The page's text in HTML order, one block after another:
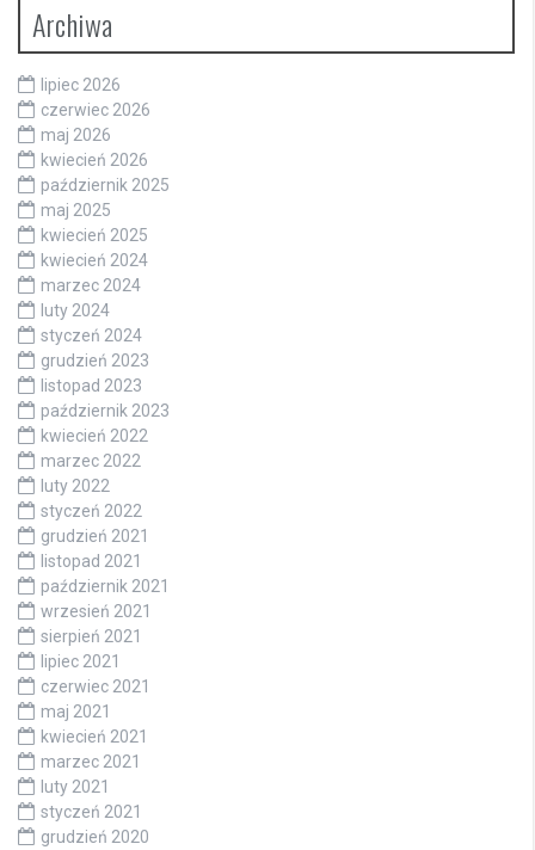
Archiwa
lipiec 2026
czerwiec 2026
maj 2026
kwiecień 2026
październik 2025
maj 2025
kwiecień 2025
kwiecień 2024
marzec 2024
luty 2024
styczeń 2024
grudzień 2023
listopad 2023
październik 2023
kwiecień 2022
marzec 2022
luty 2022
styczeń 2022
grudzień 2021
listopad 2021
październik 2021
wrzesień 2021
sierpień 2021
lipiec 2021
czerwiec 2021
maj 2021
kwiecień 2021
marzec 2021
luty 2021
styczeń 2021
grudzień 2020